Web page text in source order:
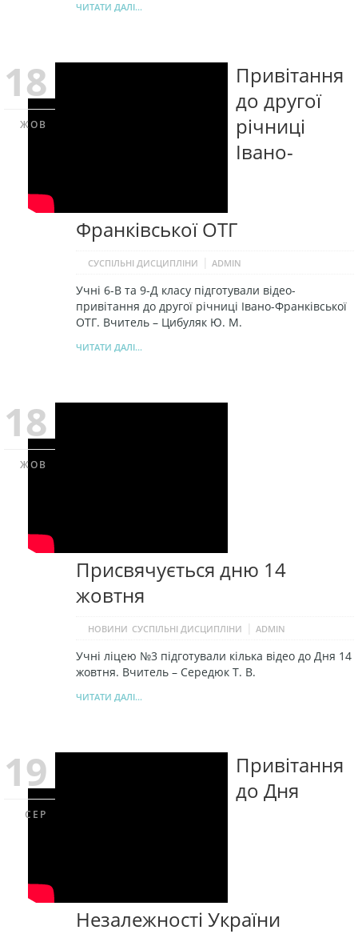
ЧИТАТИ ДАЛІ...
18
ЖОВ
Привітання
до другої
річниці
Івано-
Франківської ОТГ
СУСПІЛЬНІ ДИСЦИПЛІНИ ADMIN
Учні 6-В та 9-Д класу підготували відео-
привітання до другої річниці Івано-Франківської
ОТГ. Вчитель – Цибуляк Ю. М.
ЧИТАТИ ДАЛІ...
18
ЖОВ
Присвячується дню 14
жовтня
НОВИНИ СУСПІЛЬНІ ДИСЦИПЛІНИ ADMIN
Учні ліцею №3 підготували кілька відео до Дня 14
жовтня. Вчитель – Середюк Т. В.
ЧИТАТИ ДАЛІ...
19
СЕР
Привітання
до Дня
Незалежності України